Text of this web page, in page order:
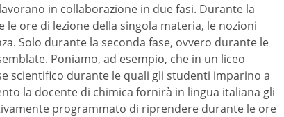
in collaborazione in due fasi. Durante la
ore di lezione della singola materia, le nozioni
Solo durante la seconda fase, ovvero durante le
Poniamo, ad esempio, che in un liceo
scientifico durante le quali gli studenti imparino a
la docente di chimica fornirà in lingua italiana gli
programmato di riprendere durante le ore